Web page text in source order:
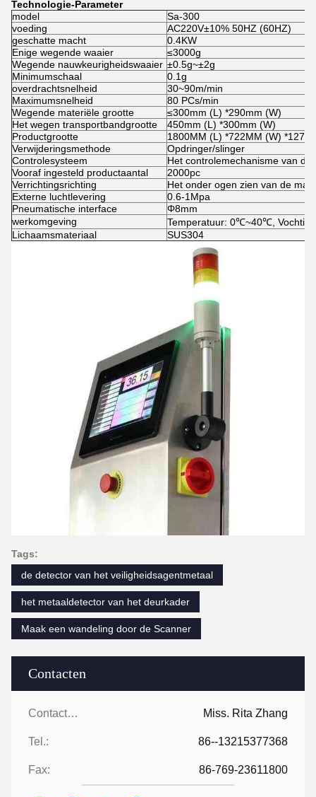
Contacten
Contacten: Miss. Rita Zhang
Tel.: 86--13215377368
Fax: 86-769-23611800
Technologie-Parameter
model
Sa-300
voeding
AC220V±10% 50HZ (60HZ)
geschatte macht
0.4KW
Enige wegende waaier
≤3000g
Wegende nauwkeurigheidswaaier ±0.5g~±2g
Minimumschaal
0.1g
overdrachtsnelheid
30~90m/min
Maximumsnelheid
80 PCs/min
Wegende materiële grootte
≤300mm (L) *290mm (W)
Het wegen transportbandgrootte
450mm (L) *300mm (W)
Productgrootte
1800MM (L) *722MM (W)
Verwijderingsmethode
Opdringer/slinger
Controlesysteem
Het controlemechanisme van
Vooraf ingesteld productaantal
2000pc
Verrichtingsrichting
Het onder ogen zien van de
Externe luchtlevering
0.6-1Mpa
Pneumatische interface
Φ8mm
werkomgeving
Temperatuur: 0℃~40℃,
Lichaamsmateriaal
SUS304
Tags:
de detector van het veiligheidsagentmetaal
het metaaldetector van het deurkader
Maak een wandeling door de Scanner